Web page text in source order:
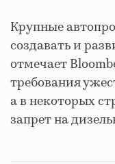
Крупные
создавать и
отмечает
требования
а в некоторых
запрет на